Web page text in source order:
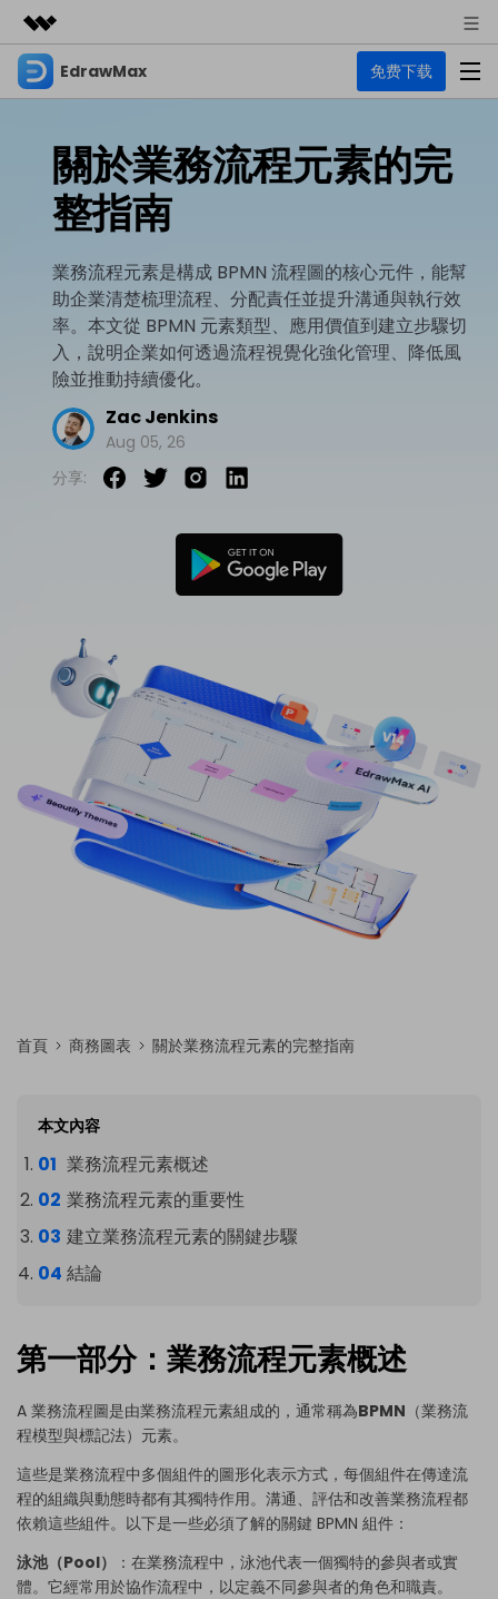
精選產品
實用工具
解決方案
關於我們
EdrawMax 免费下载
EdrawMax
EdrawMind
心智圖與腦力激盪工具
專業的甘特圖工具
圖表
商業用途
流程圖
技術用途
UML
設計用途
平面圖
其他用途
Visio替代方案
所有圖表類型>>
資源
資源範本
EdrawMax 社區
文章内容
各種商務圖表範例 >
熱門話題
支援
教程
EdrawMax 教程 >
支援中心
支援中心 >
商業
EdrawMax
關於業務流程元素的完
整指南
業務流程元素是構成 BPMN 流程圖的核心元件，能幫
助企業清楚梳理流程、分配責任並提升溝通與執行效
率。本文從 BPMN 元素類型、應用價值到建立步驟切
入，說明企業如何透過流程視覺化強化管理、降低風
險並推動持續優化。
Zac Jenkins
Aug 05, 26
分享:
首頁 商務圖表 關於業務流程元素的完整指南
本文內容
業務流程元素概述
業務流程元素的重要性
建立業務流程元素的關鍵步驟
結論
第一部分：業務流程元素概述
A 業務流程圖是由業務流程元素組成的，通常稱為BPMN （業務流
程模型與標記法）元素。
這些是業務流程中多個組件的圖形化表示方式，每個組件在傳達流
程的組織與動態時都有其獨特作用。溝通、評估和改善業務流程都
依賴這些組件。以下是一些必須了解的關鍵 BPMN 組件：
泳池（Pool）
：在業務流程中，泳池代表一個獨特的參與者或實
體。它經常用於協作流程中，以定義不同參與者的角色和職責。